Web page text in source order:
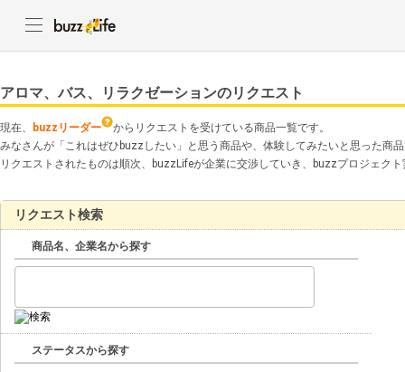
アロマ、バス、リラクゼーションのリクエスト
現在、 buzzリーダー
からリクエストを受けている商品一覧です。
みなさんが「これはぜひbuzzしたい」と思う商品や、体験してみたいと思った商
リクエストされたものは順次、buzzLifeが企業に交渉していき、buzzプロジェク
リクエスト検索
商品名、企業名から探す
ステータスから探す